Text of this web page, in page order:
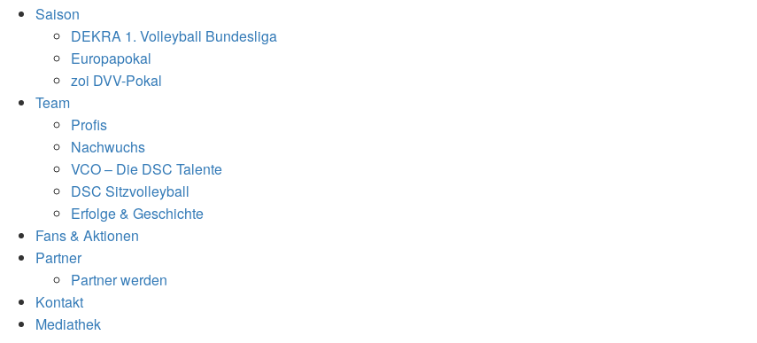
Saison
DEKRA 1. Volleyball Bundesliga
Europapokal
zoi DVV-Pokal
Team
Profis
Nachwuchs
VCO – Die DSC Talente
DSC Sitzvolleyball
Erfolge & Geschichte
Fans & Aktionen
Partner
Partner werden
Kontakt
Mediathek